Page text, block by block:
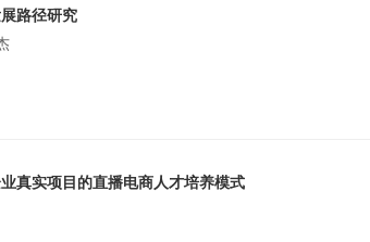
路径研究
真实项目的直播电商人才培养模式